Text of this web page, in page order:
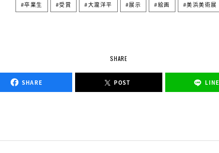
卒業生 受賞 大瀧洋平 展示 絵画 美浜美術展
SHARE
SHARE POST LINE